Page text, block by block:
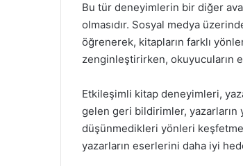
Bu tür deneyimlerin bir diğer
olmasıdır. Sosyal medya
öğrenerek, kitapların farklı
zenginleştirirken, okuyucuların
Etkileşimli kitap deneyimleri,
gelen geri bildirimler, yazarların
düşünmedikleri yönleri
yazarların eserlerini daha iyi